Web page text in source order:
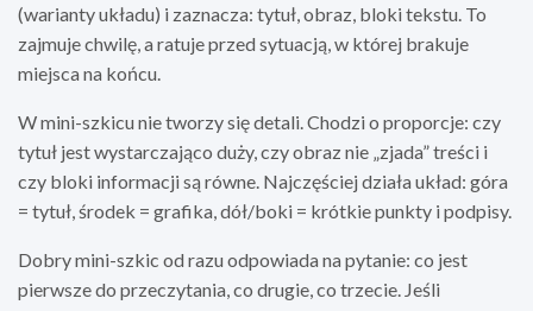
(warianty układu) i zaznacza: tytuł, obraz, bloki tekstu. To
zajmuje chwilę, a ratuje przed sytuacją, w której brakuje
miejsca na końcu.
W mini-szkicu nie tworzy się detali. Chodzi o proporcje: czy
tytuł jest wystarczająco duży, czy obraz nie „zjada” treści i
czy bloki informacji są równe. Najczęściej działa układ: góra
= tytuł, środek = grafika, dół/boki = krótkie punkty i podpisy.
Dobry mini-szkic od razu odpowiada na pytanie: co jest
pierwsze do przeczytania, co drugie, co trzecie. Jeśli